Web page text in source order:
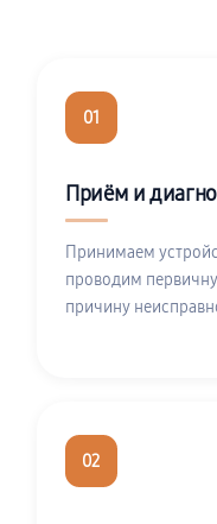
01
Приём и
Принимаем
проводим
причину
02